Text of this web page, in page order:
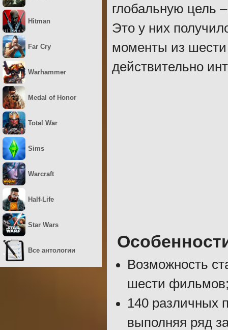
глобальную цель
Это у них
моменты из шести
действительно
Возможность
шести
140 различных
выполняя ряд
Hitman
Far Cry
Warhammer
Medal of Honor
Total War
Sims
Warcraft
Half-Life
Star Wars
Все антологии